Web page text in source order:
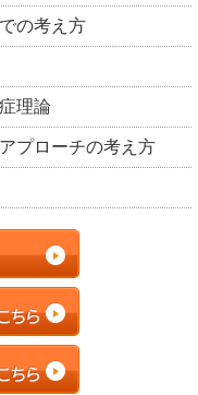
の考え方
理論
プローチの考え方